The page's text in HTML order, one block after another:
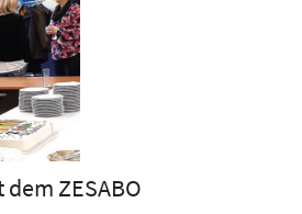
ZESABO